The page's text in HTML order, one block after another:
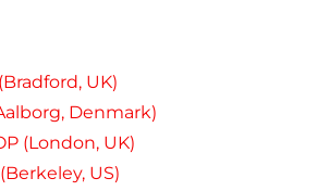
UK)
Denmark)
(London, UK)
US)